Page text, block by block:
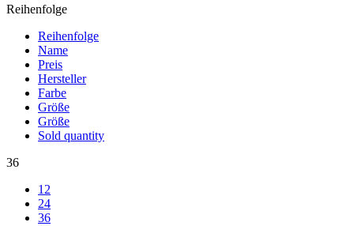
Reihenfolge
Reihenfolge
Name
Preis
Hersteller
Farbe
Größe
Größe
Sold quantity
36
12
24
36